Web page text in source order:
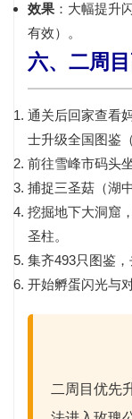
效果 ：大幅提升
有效）。
六、二周
通关后回家查看
士升级全国图鉴
前往雪峰市码头
捕捉三圣菇（湖
挖掘地下大洞窟
圣柱。
集齐493只图鉴，
开始孵蛋闪光与
二周目优先